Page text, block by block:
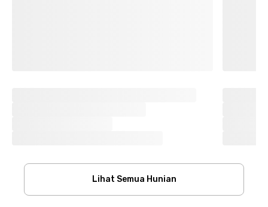
Lihat Semua Hunian